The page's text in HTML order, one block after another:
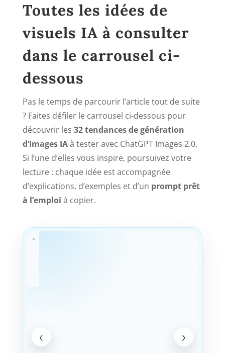
Toutes les idées de
visuels IA à consulter
dans le carrousel ci-
dessous
Pas le temps de parcourir l’article tout de suite
? Faites défiler le carrousel ci-dessous pour
découvrir les 32 tendances de génération
d’images IAà tester avec ChatGPT Images 2.0.
Si l’une d’elles vous inspire, poursuivez votre
lecture : chaque idée est accompagnée
d’explications, d’exemples et d’un prompt prêt
à l’emploi à copier.
‹ ›